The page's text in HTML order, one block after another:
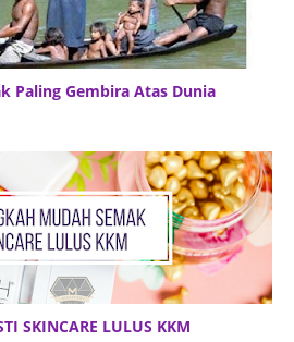
Paling Gembira Atas Dunia
SKINCARE LULUS KKM